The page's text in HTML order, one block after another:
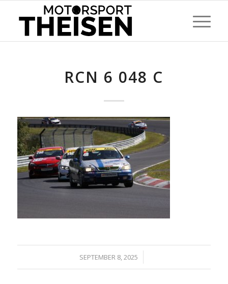
RCN 6 048 C
SEPTEMBER 8, 2025
/